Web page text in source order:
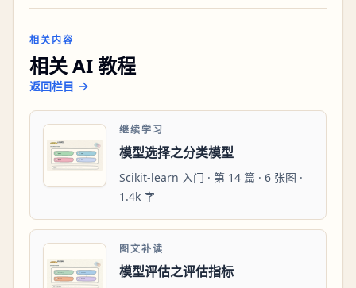
相关内容
相关 AI 教程
返回栏目
继续学习
模型选择之分类模型
Scikit-learn 入门 · 第 14 篇 · 6 张图 ·
1.4k 字
图文补读
模型评估之评估指标